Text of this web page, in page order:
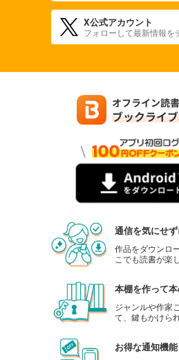
X公式アカウント
フォローして最新情報を
通信を気にせ
作品をダウンロ
こでも読書が楽
本棚を作って
ジャンルや作家
て、鍵もかけら
お得な通知機能